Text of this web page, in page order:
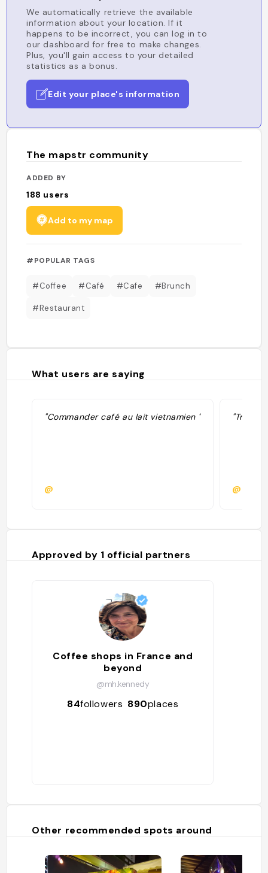
We automatically retrieve the available
information about your location. If it
happens to be incorrect, you can log in to
our dashboard for free to make changes.
Plus, you'll gain access to your detailed
statistics as a bonus.
Edit your place's information
The mapstr community
ADDED BY
188 users
Add to my map
#POPULAR TAGS
#Coffee #Café #Cafe #Brunch
#Restaurant
What users are saying
"Commander café au lait vietnamien "
@
"Très
@
Approved by 1 official partners
Coffee shops in France and
beyond
@mh.kennedy
84followers 890places
Other recommended spots around